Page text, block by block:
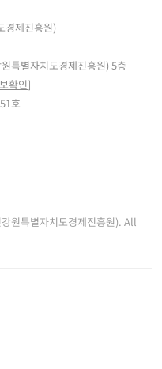
경제진흥원)
특별자치도경제진흥원) 5층
확인]
호
원특별자치도경제진흥원). All